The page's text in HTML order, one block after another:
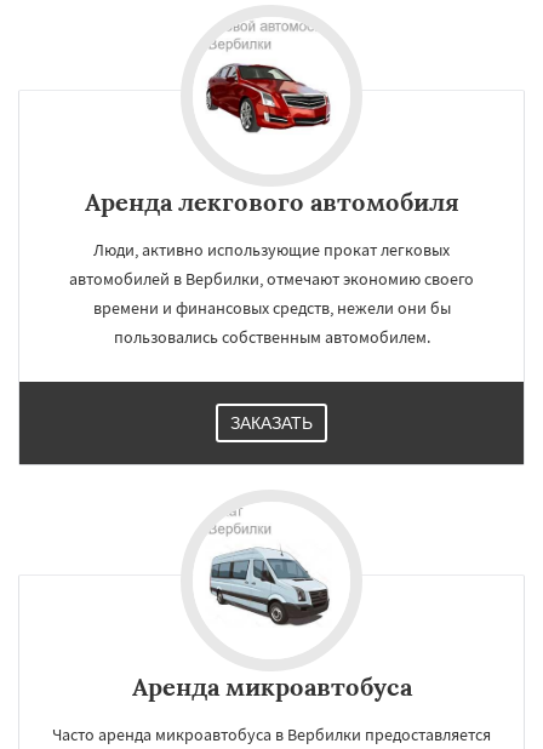
Аренда лекгового автомобиля
Люди, активно использующие прокат легковых
автомобилей в Вербилки, отмечают экономию своего
времени и финансовых средств, нежели они бы
пользовались собственным автомобилем.
ЗАКАЗАТЬ
Аренда микроавтобуса
Часто аренда микроавтобуса в Вербилки предоставляется